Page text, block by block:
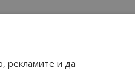
рекламите и да